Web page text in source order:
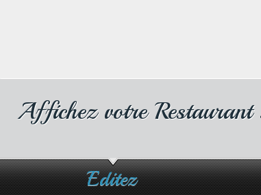
Affichez votre
Editez